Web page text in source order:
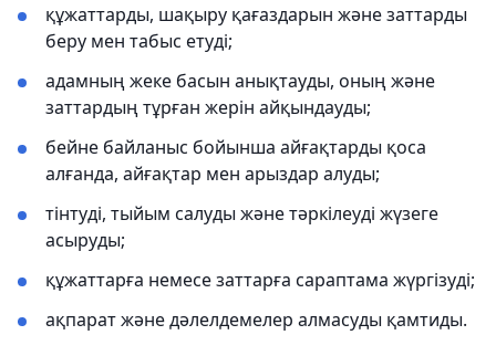
құжаттарды, шақыру қағаздарын және заттарды
беру мен табыс етуді;
адамның жеке басын анықтауды, оның және
заттардың тұрған жерін айқындауды;
бейне байланыс бойынша айғақтарды қоса
алғанда, айғақтар мен арыздар алуды;
тінтуді, тыйым салуды және тәркілеуді жүзеге
асыруды;
құжаттарға немесе заттарға сараптама жүргізуді;
ақпарат және дәлелдемелер алмасуды қамтиды.